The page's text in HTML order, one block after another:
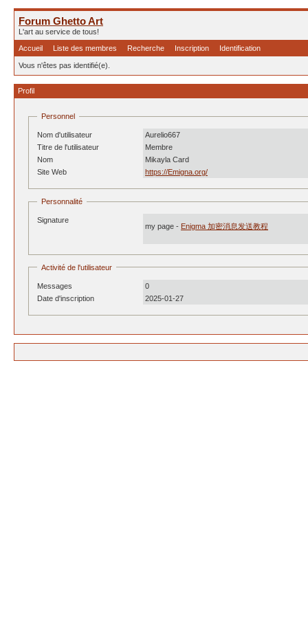
Forum Ghetto Art
L'art au service de tous!
Accueil
Liste des membres Recherche Inscription Identification
Vous n'êtes pas identifié(e).
Profil
Personnel
Nom d'utilisateur
Aurelio667
Titre de l'utilisateur
Membre
Nom
Mikayla Card
Site Web
https://Emigna.org/
Personnalité
Signature
my page - Enigma 加密消息发送教程
Activité de l'utilisateur
Messages
0
Date d'inscription
2025-01-27